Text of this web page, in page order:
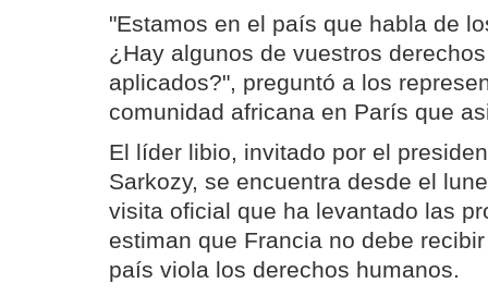
"Estamos en el país que habla de
¿Hay algunos de vuestros
aplicados?", preguntó a los
comunidad africana en París que
El líder libio, invitado por el
Sarkozy, se encuentra desde el
visita oficial que ha levantado las
estiman que Francia no debe
país viola los derechos humanos.